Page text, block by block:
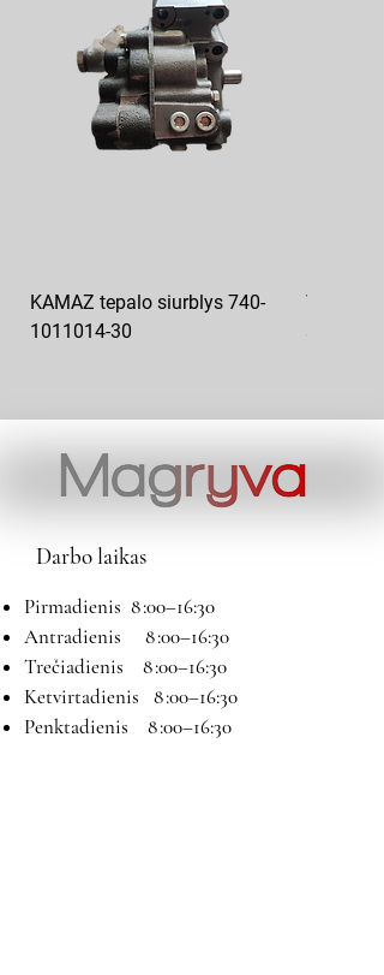
KAMAZ tepalo siurblys 740-
1011014-30
VAZ
Darbo laikas
Pirmadienis 8 :00–16:30
Antradienis 8 :00–16:30
Trečiadienis 8 :00–16:30
Ketvirtadienis 8 :00–16:30
Penktadienis 8 :00–16:30